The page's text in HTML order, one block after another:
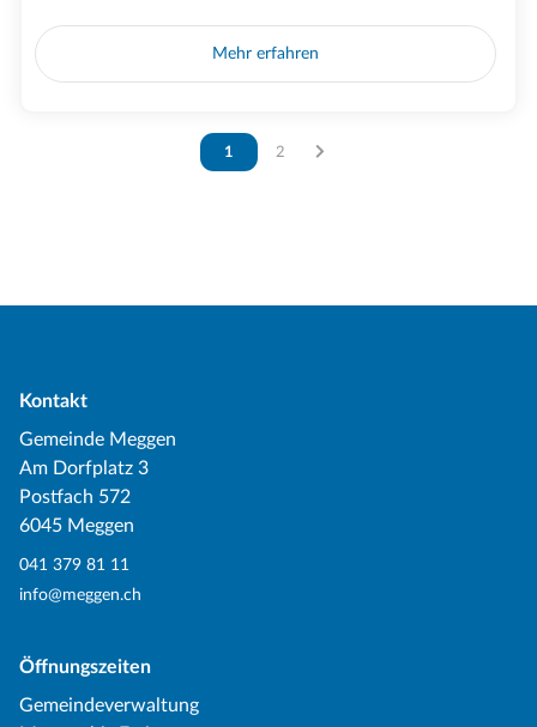
Mehr erfahren
Vous êtes sur la page
1 Vous êtes sur la page
2
Kontakt
Gemeinde Meggen
Am Dorfplatz 3
Postfach 572
6045 Meggen
041 379 81 11
info@meggen.ch
Öffnungszeiten
Gemeindeverwaltung